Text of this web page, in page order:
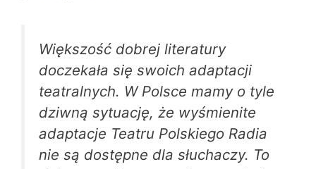
Większość dobrej literatury
doczekała się swoich adaptacji
teatralnych. W Polsce mamy o tyle
dziwną sytuację, że wyśmienite
adaptacje Teatru Polskiego Radia
nie są dostępne dla słuchaczy. To